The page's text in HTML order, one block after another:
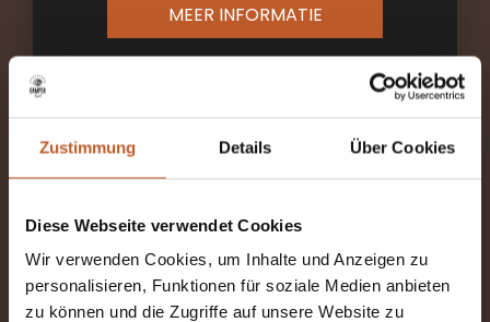
Zustimmung Details Über Cookies
Diese Webseite verwendet Cookies
Wir verwenden Cookies, um Inhalte und Anzeigen zu
personalisieren, Funktionen für soziale Medien anbieten
zu können und die Zugriffe auf unsere Website zu
MEER INFORMATIE
2-4 slaapplaatsen
Ab €120 pro Nacht inkl. MwSt